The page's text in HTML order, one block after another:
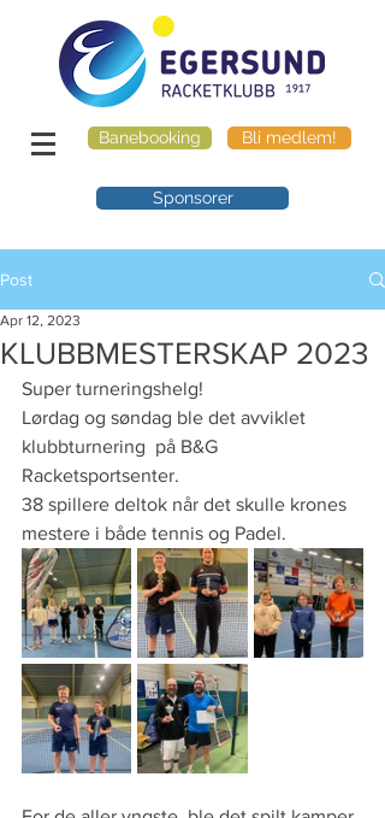
Banebooking Bli medlem!
Sponsorer
Post
KLUBBMESTERSKAP 2023
Apr 12, 2023
Super turneringshelg!
Lørdag og søndag ble det avviklet
klubbturnering  på B&G
Racketsportsenter.
38 spillere deltok når det skulle krones
mestere i både tennis og Padel.